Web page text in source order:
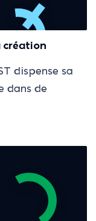
création
dispense sa
dans de